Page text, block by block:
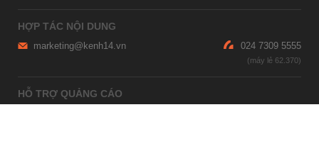
HỢP TÁC NỘI DUNG
marketing@kenh14.vn 024 7309 5555
HỖ TRỢ QUẢNG CÁO